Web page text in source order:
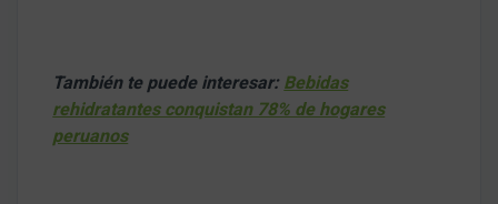
También te puede interesar: Bebidas
rehidratantes conquistan 78% de hogares
peruanos